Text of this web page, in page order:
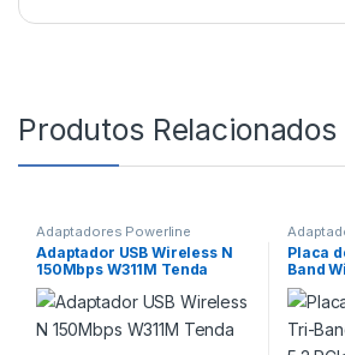
Produtos Relacionados
Adaptadores Powerline
Adaptador USB Wireless N
150Mbps W311M Tenda
Placa
Band
PCIe